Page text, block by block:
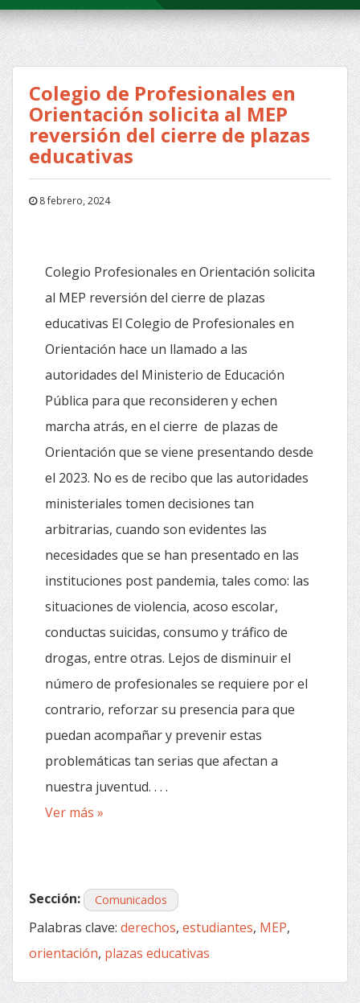
Colegio de Profesionales en
Orientación solicita al MEP
reversión del cierre de plazas
educativas
8 febrero, 2024
Colegio Profesionales en Orientación solicita
al MEP reversión del cierre de plazas
educativas El Colegio de Profesionales en
Orientación hace un llamado a las
autoridades del Ministerio de Educación
Pública para que reconsideren y echen
marcha atrás, en el cierre de plazas de
Orientación que se viene presentando desde
el 2023. No es de recibo que las autoridades
ministeriales tomen decisiones tan
arbitrarias, cuando son evidentes las
necesidades que se han presentado en las
instituciones post pandemia, tales como: las
situaciones de violencia, acoso escolar,
conductas suicidas, consumo y tráfico de
drogas, entre otras. Lejos de disminuir el
número de profesionales se requiere por el
contrario, reforzar su presencia para que
puedan acompañar y prevenir estas
problemáticas tan serias que afectan a
nuestra juventud. . . .
Ver más »
Sección: Comunicados
Palabras clave: derechos, estudiantes, MEP,
orientación, plazas educativas